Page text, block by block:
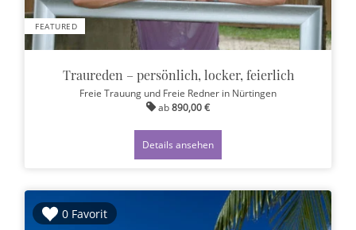
FEATURED
Traureden – persönlich, locker, feierlich
Freie Trauung und Freie Redner in Nürtingen
ab890,00 €
Details ansehen
0 Favorit